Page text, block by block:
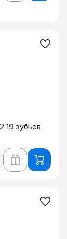
19 зубьев